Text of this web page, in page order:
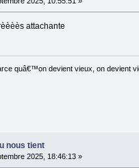
attachante
quâ€™on devient vieux, on devient
nous tient
2025, 18:46:13 »